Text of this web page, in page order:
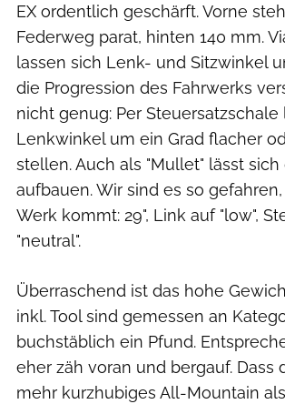
EX ordentlich geschärft. Vorne
Federweg parat, hinten 140 mm.
lassen sich Lenk- und Sitzwinkel
die Progression des Fahrwerks
nicht genug: Per Steuersatzschale
Lenkwinkel um ein Grad flacher
stellen. Auch als "Mullet" lässt
aufbauen. Wir sind es so
Werk kommt: 29", Link auf "low",
"neutral".
Überraschend ist das hohe
inkl. Tool sind gemessen an
buchstäblich ein Pfund.
eher zäh voran und bergauf. Dass
mehr kurzhubiges All-Mountain